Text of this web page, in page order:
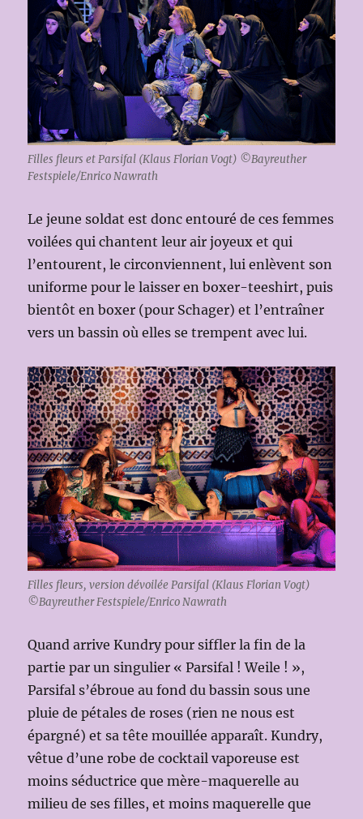
Filles fleurs et Parsifal (Klaus Florian Vogt) ©Bayreuther
Festspiele/Enrico Nawrath
Le jeune soldat est donc entouré de ces femmes
voilées qui chantent leur air joyeux et qui
l’entourent, le circonviennent, lui enlèvent son
uniforme pour le laisser en boxer-teeshirt, puis
bientôt en boxer (pour Schager) et l’entraîner
vers un bassin où elles se trempent avec lui.
Filles fleurs, version dévoilée Parsifal (Klaus Florian Vogt)
©Bayreuther Festspiele/Enrico Nawrath
Quand arrive Kundry pour siffler la fin de la
partie par un singulier « Parsifal ! Weile ! »,
Parsifal s’ébroue au fond du bassin sous une
pluie de pétales de roses (rien ne nous est
épargné) et sa tête mouillée apparaît. Kundry,
vêtue d’une robe de cocktail vaporeuse est
moins séductrice que mère-maquerelle au
milieu de ses filles, et moins maquerelle que